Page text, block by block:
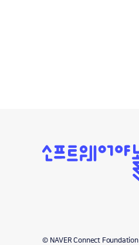
소
프
© NAVER Connect Foundation